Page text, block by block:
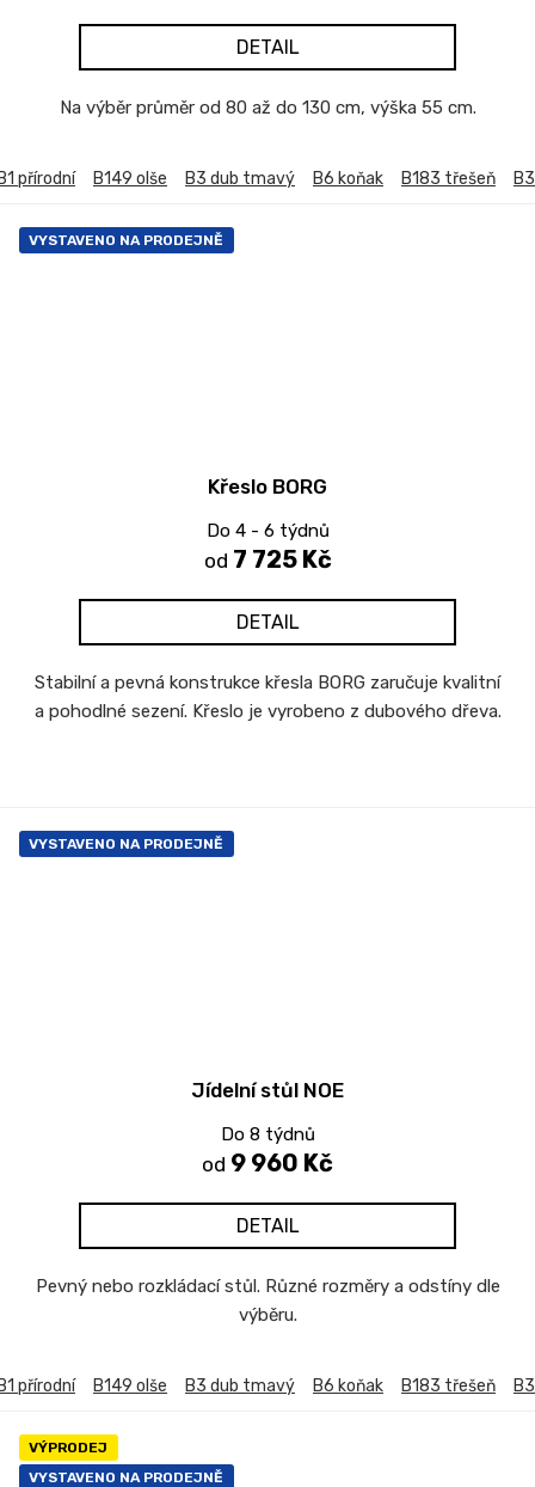
DETAIL
Na výběr průměr od 80 až do 130 cm, výška 55 cm.
přírodní B149 olše B3 dub tmavý B6 koňak B183 třešeň
VYSTAVENO NA PRODEJNĚ
Křeslo BORG
Do 4 - 6 týdnů
od 7 725 Kč
DETAIL
Stabilní a pevná konstrukce křesla BORG zaručuje kvalitní
a pohodlné sezení. Křeslo je vyrobeno z dubového dřeva.
VYSTAVENO NA PRODEJNĚ
Jídelní stůl NOE
Do 8 týdnů
od 9 960 Kč
DETAIL
Pevný nebo rozkládací stůl. Různé rozměry a odstíny dle
výběru.
přírodní B149 olše B3 dub tmavý B6 koňak B183 třešeň
VÝPRODEJ
VYSTAVENO NA PRODEJNĚ